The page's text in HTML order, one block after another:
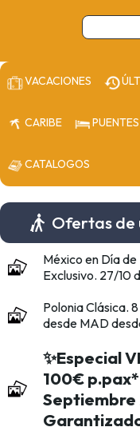
VACACIONES
CARIBE PUENTES
CATALOGOS
Ofertas de
México en Día
Exclusivo. 27/10
Polonia Clásica.
desde MAD
✨Especial
100€
Septiembre